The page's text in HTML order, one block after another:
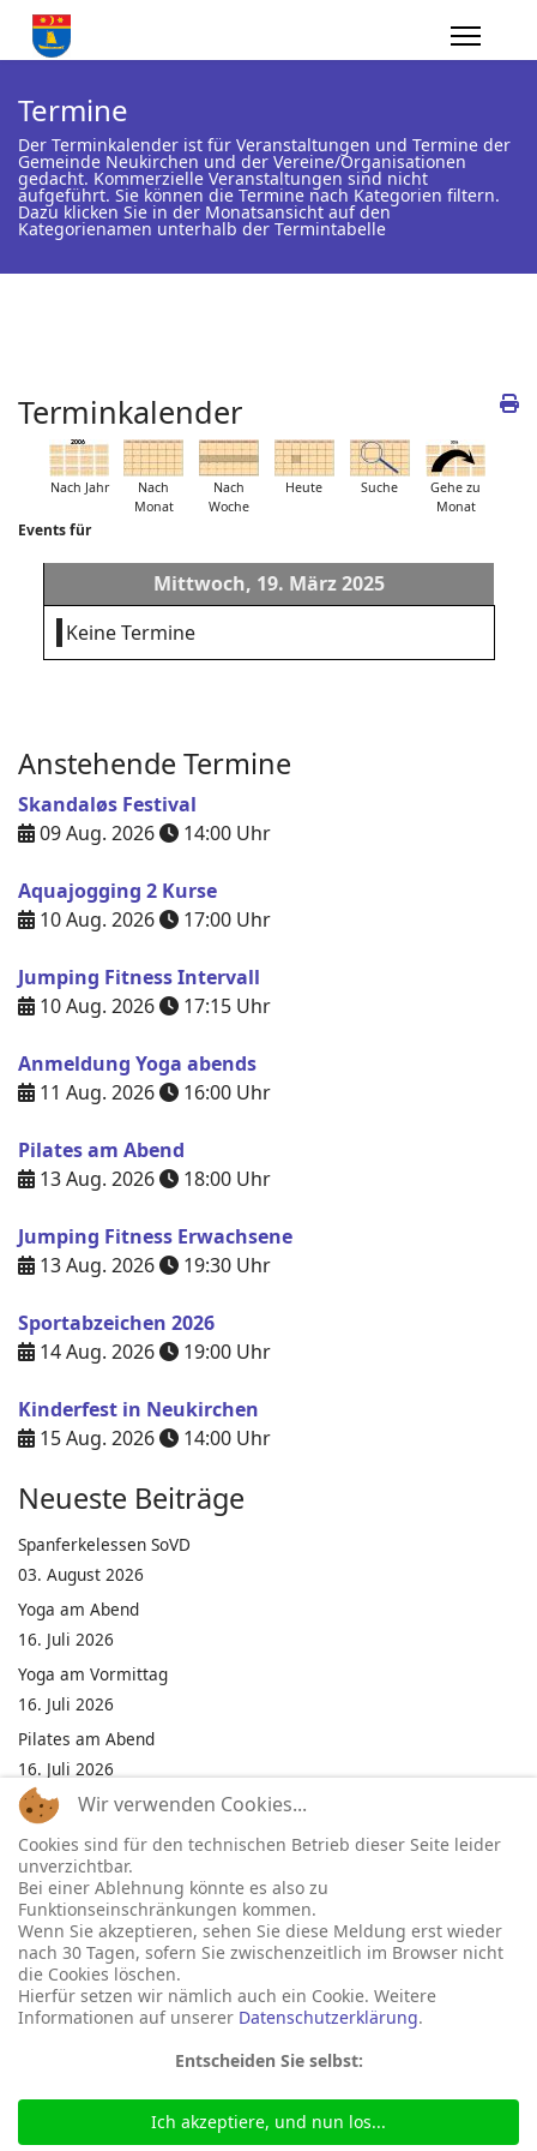
Termine
Der Terminkalender ist für Veranstaltungen und Termine der
Gemeinde Neukirchen und der Vereine/Organisationen
gedacht. Kommerzielle Veranstaltungen sind nicht
aufgeführt. Sie können die Termine nach Kategorien filtern.
Dazu klicken Sie in der Monatsansicht auf den
Kategorienamen unterhalb der Termintabelle
Terminkalender
Nach Jahr
Nach
Monat
Nach
Woche
Heute Suche
Gehe zu
Monat
Events für
Mittwoch, 19. März 2025
Keine Termine
Anstehende Termine
Skandaløs Festival
09 Aug. 2026
14:00 Uhr
Aquajogging 2 Kurse
10 Aug. 2026
17:00 Uhr
Jumping Fitness Intervall
10 Aug. 2026
17:15 Uhr
Anmeldung Yoga abends
11 Aug. 2026
16:00 Uhr
Pilates am Abend
13 Aug. 2026
18:00 Uhr
Jumping Fitness Erwachsene
13 Aug. 2026
19:30 Uhr
Sportabzeichen 2026
14 Aug. 2026
19:00 Uhr
Kinderfest in Neukirchen
15 Aug. 2026
14:00 Uhr
Neueste Beiträge
Spanferkelessen SoVD
03. August 2026
Yoga am Abend
16. Juli 2026
Yoga am Vormittag
16. Juli 2026
Pilates am Abend
16. Juli 2026
Jumping Fitness Intervall
16. Juli 2026
Jumping Fitness Erwachsene
16. Juli 2026
Kinderfest in Neukirchen
16. Juli 2026
Wir verwenden Cookies...
Cookies sind für den technischen Betrieb dieser Seite leider
unverzichtbar.
Bei einer Ablehnung könnte es also zu
Funktionseinschränkungen kommen.
Wenn Sie akzeptieren, sehen Sie diese Meldung erst wieder
nach 30 Tagen, sofern Sie zwischenzeitlich im Browser nicht
die Cookies löschen.
Hierfür setzen wir nämlich auch ein Cookie. Weitere
Informationen auf unserer Datenschutzerklärung.
Entscheiden Sie selbst:
Ich akzeptiere, und nun los...